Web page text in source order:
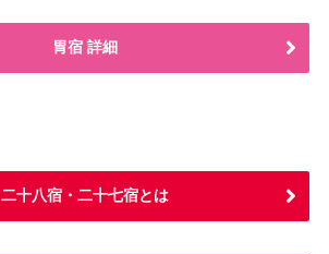
胃宿 詳細
二十八宿・二十七宿とは